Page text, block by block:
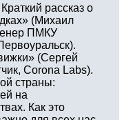
рассказ о
(Михаил
ПМКУ
(Сергей
Corona Labs).
страны:
на
Как это